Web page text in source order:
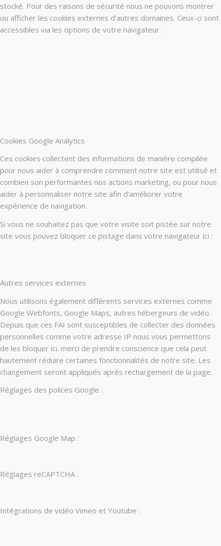
stocké. Pour des raisons de sécurité nous ne pouvons montrer
ou afficher les cookies externes d’autres domaines. Ceux-ci sont
accessibles via les options de votre navigateur.
Cookies Google Analytics
Ces cookies collectent des informations de manière compilée
pour nous aider à comprendre comment notre site est utilisé et
combien son performantes nos actions marketing, ou pour nous
aider à personnaliser notre site afin d’améliorer votre
expérience de navigation.
Si vous ne souhaitez pas que votre visite soit pistée sur notre
site vous pouvez bloquer ce pistage dans votre navigateur ici :
Autres services externes
Nous utilisons également différents services externes comme
Google Webfonts, Google Maps, autres hébergeurs de vidéo.
Depuis que ces FAI sont susceptibles de collecter des données
personnelles comme votre adresse IP nous vous permettons
de les bloquer ici. merci de prendre conscience que cela peut
hautement réduire certaines fonctionnalités de notre site. Les
changement seront appliqués après rechargement de la page.
Réglages des polices Google :
Réglages Google Map :
Réglages reCAPTCHA :
Intégrations de vidéo Vimeo et Youtube :